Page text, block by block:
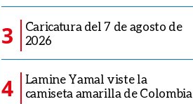
3
Caricatura del 7 de agosto de
2026
4
Lamine Yamal viste la
camiseta amarilla de Colombia